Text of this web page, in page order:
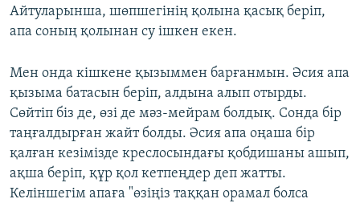
Айтуларынша, шөпшегінің қолына қасық беріп,
апа соның қолынан су ішкен екен.
Мен онда кішкене қызыммен барғанмын. Әсия апа
қызыма батасын беріп, алдына алып отырды.
Сөйтіп біз де, өзі де мәз-мейрам болдық. Сонда бір
таңғалдырған жайт болды. Әсия апа оңаша бір
қалған кезімізде креслосындағы қобдишаны ашып,
ақша беріп, құр қол кетпеңдер деп жатты.
Келіншегім апаға "өзіңіз таққан орамал болса